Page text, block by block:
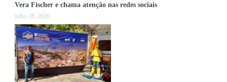
Vera Fischer e chama atenção nas redes sociais
julho 28, 2026